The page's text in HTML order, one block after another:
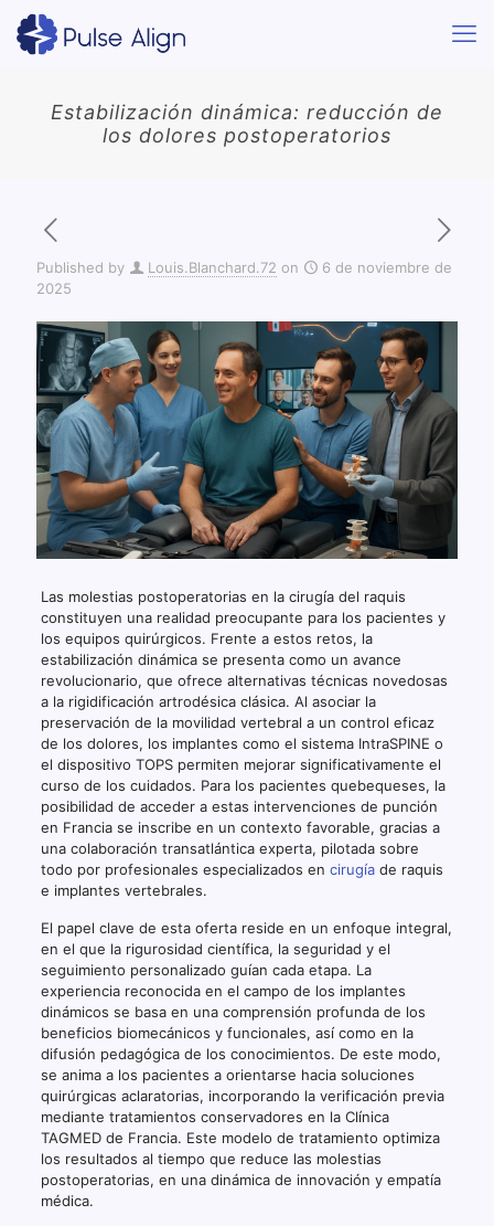
Estabilización dinámica: reducción de
los dolores postoperatorios
Published by Louis.Blanchard.72 on
6 de noviembre de
2025
Las molestias postoperatorias en la cirugía del raquis
constituyen una realidad preocupante para los pacientes y
los equipos quirúrgicos. Frente a estos retos, la
estabilización dinámica se presenta como un avance
revolucionario, que ofrece alternativas técnicas novedosas
a la rigidificación artrodésica clásica. Al asociar la
preservación de la movilidad vertebral a un control eficaz
de los dolores, los implantes como el sistema IntraSPINE o
el dispositivo TOPS permiten mejorar significativamente el
curso de los cuidados. Para los pacientes quebequeses, la
posibilidad de acceder a estas intervenciones de punción
en Francia se inscribe en un contexto favorable, gracias a
una colaboración transatlántica experta, pilotada sobre
todo por profesionales especializados en cirugíade raquis
e implantes vertebrales.
El papel clave de esta oferta reside en un enfoque integral,
en el que la rigurosidad científica, la seguridad y el
seguimiento personalizado guían cada etapa. La
experiencia reconocida en el campo de los implantes
dinámicos se basa en una comprensión profunda de los
beneficios biomecánicos y funcionales, así como en la
difusión pedagógica de los conocimientos. De este modo,
se anima a los pacientes a orientarse hacia soluciones
quirúrgicas aclaratorias, incorporando la verificación previa
mediante tratamientos conservadores en la Clínica
TAGMED de Francia. Este modelo de tratamiento optimiza
los resultados al tiempo que reduce las molestias
postoperatorias, en una dinámica de innovación y empatía
médica.